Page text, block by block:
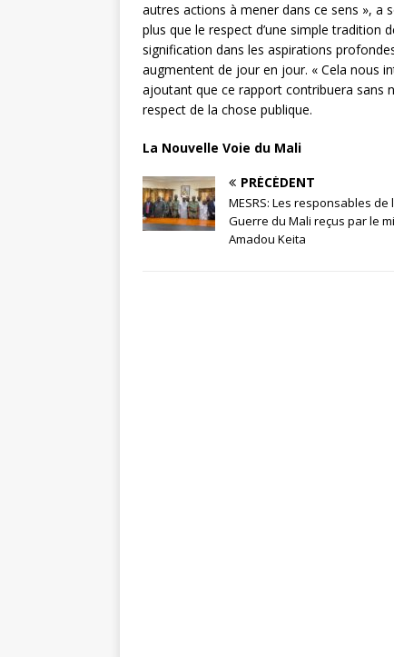
autres actions à mener dans ce sens », a
plus que le respect d’une simple
signification dans les aspirations
augmentent de jour en jour. « Cela nous
ajoutant que ce rapport contribuera sans
respect de la chose publique.
La Nouvelle Voie du Mali
PRÉCÉDENT
MESRS: Les responsables de
Guerre du Mali reçus par le
Amadou Keita